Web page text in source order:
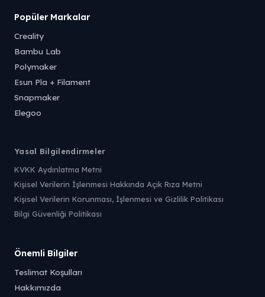
Popüler Markalar
Creality
Bambu Lab
Polymaker
Esun Pla + Filament
Snapmaker
Elegoo
Yasal Bilgilendirmeler
KVKK Aydınlatma Metni
Kişisel Verilerin İşlenmesi Hakkında Açık Rıza Metni
Kişisel Verilerin Korunması, İşlenmesi ve Gizlilik Politikası
Bilgi Güvenliği Politikası
Önemli Bilgiler
Teslimat Koşulları
Hakkımızda